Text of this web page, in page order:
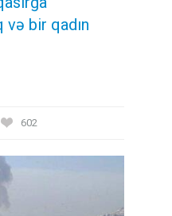
bir qadın
602